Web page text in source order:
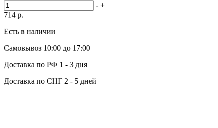
- +
714 р.
Есть в наличии
Самовывоз 10:00 до 17:00
Доставка по РФ 1 - 3 дня
Доставка по СНГ 2 - 5 дней